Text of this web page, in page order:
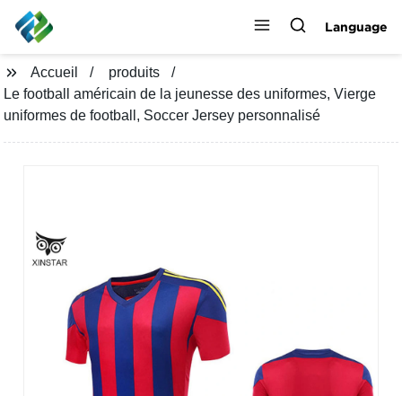
Language
Accueil
produits
Le football américain de la jeunesse des uniformes, Vierge
uniformes de football, Soccer Jersey personnalisé